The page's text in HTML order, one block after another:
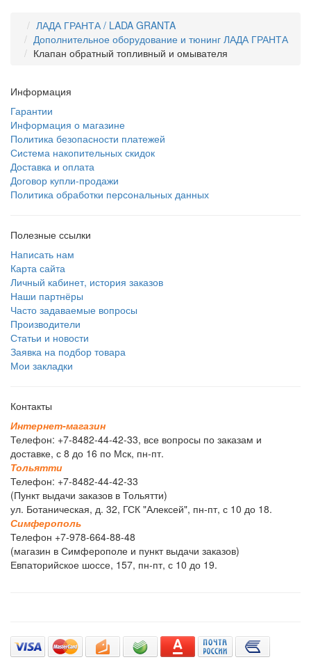
ЛАДА ГРАНТА / LADA GRANTA
Дополнительное оборудование и тюнинг ЛАДА ГРАНТА
Клапан обратный топливный и омывателя
Информация
Гарантии
Информация о магазине
Политика безопасности платежей
Система накопительных скидок
Доставка и оплата
Договор купли-продажи
Политика обработки персональных данных
Полезные ссылки
Написать нам
Карта сайта
Личный кабинет, история заказов
Наши партнёры
Часто задаваемые вопросы
Производители
Статьи и новости
Заявка на подбор товара
Мои закладки
Контакты
Интернет-магазин
Телефон: +7-8482-44-42-33, все вопросы по заказам и
доставке, с 8 до 16 по Мск, пн-пт.
Тольятти
Телефон: +7-8482-44-42-33
(Пункт выдачи заказов в Тольятти)
ул. Ботаническая, д. 32, ГСК "Алексей", пн-пт, с 10 до 18.
Симферополь
Телефон +7-978-664-88-48
(магазин в Симферополе и пункт выдачи заказов)
Евпаторийское шоссе, 157, пн-пт, с 10 до 19.